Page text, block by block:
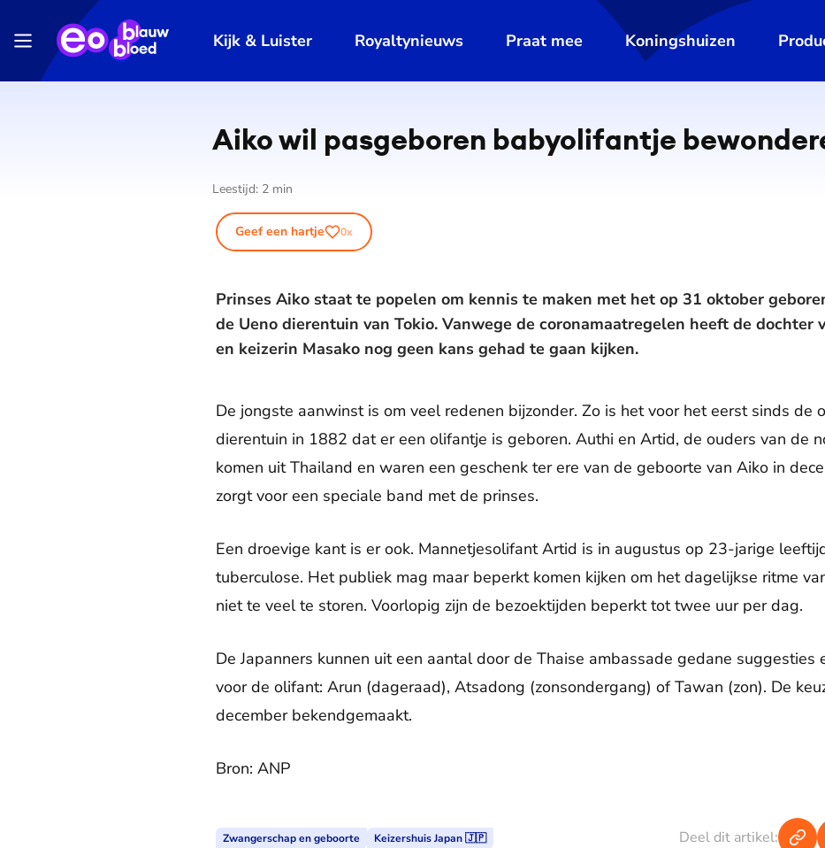
Kijk & Luister Royaltynieuws Praat mee Koningshuizen
Aiko wil pasgeboren ba­by­o­li­fant­je
Leestijd: 2 min
Geef een hartje 0x
Prinses Aiko staat te popelen om kennis te maken met het op 31 oktober
de Ueno dierentuin van Tokio. Vanwege de coronamaatregelen heeft de dochter
en keizerin Masako nog geen kans gehad te gaan kijken.
De jongste aanwinst is om veel redenen bijzonder. Zo is het voor het eerst sinds de
dierentuin in 1882 dat er een olifantje is geboren. Authi en Artid, de ouders van de
komen uit Thailand en waren een geschenk ter ere van de geboorte van Aiko in
zorgt voor een speciale band met de prinses.
Een droevige kant is er ook. Mannetjesolifant Artid is in augustus op 23-jarige
tuberculose. Het publiek mag maar beperkt komen kijken om het dagelijkse ritme
niet te veel te storen. Voorlopig zijn de bezoektijden beperkt tot twee uur per dag.
De Japanners kunnen uit een aantal door de Thaise ambassade gedane suggesties
voor de olifant: Arun (dageraad), Atsadong (zonsondergang) of Tawan (zon). De
december bekendgemaakt.
Bron: ANP
Zwangerschap en geboorte Keizershuis Japan 🇯🇵 Deel dit artikel: